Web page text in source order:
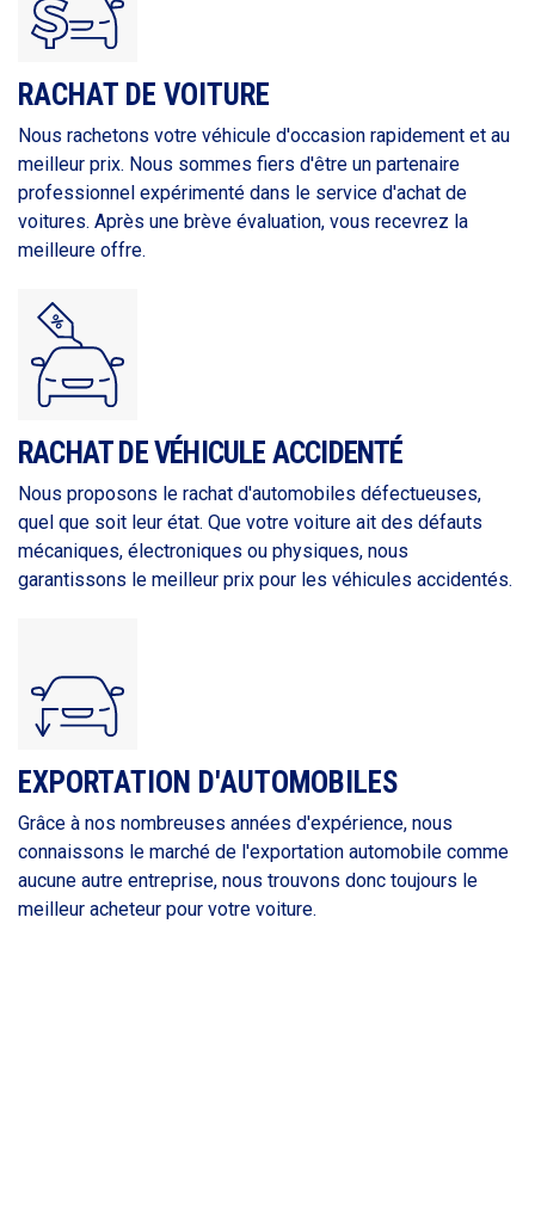
RACHAT DE VOITURE
Nous rachetons votre véhicule d'occasion rapidement et au
meilleur prix. Nous sommes fiers d'être un partenaire
professionnel expérimenté dans le service d'achat de
voitures. Après une brève évaluation, vous recevrez la
meilleure offre.
RACHAT DE VÉHICULE ACCIDENTÉ
Nous proposons le rachat d'automobiles défectueuses,
quel que soit leur état. Que votre voiture ait des défauts
mécaniques, électroniques ou physiques, nous
garantissons le meilleur prix pour les véhicules accidentés.
EXPORTATION D'AUTOMOBILES
Grâce à nos nombreuses années d'expérience, nous
connaissons le marché de l'exportation automobile comme
aucune autre entreprise, nous trouvons donc toujours le
meilleur acheteur pour votre voiture.